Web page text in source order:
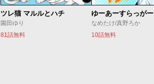
ツレ猫 マルルとハチ
園田ゆり
81話無料
ゆーあーすらっがー
なめたけ/真野ろか
10話無料